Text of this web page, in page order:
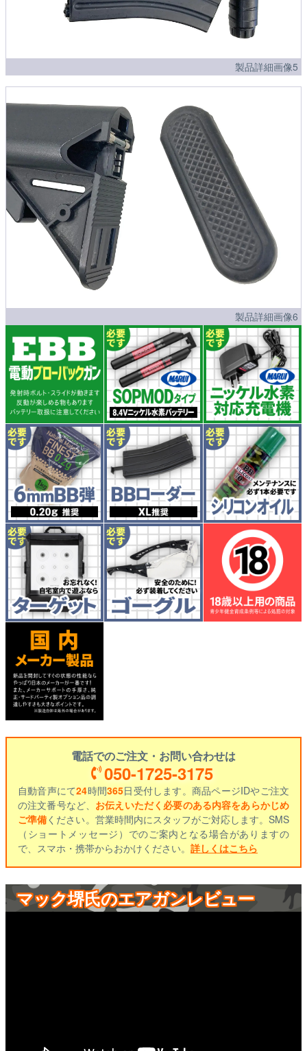
製品詳細画像5
製品詳細画像6
電話でのご注文・お問い合わせは
050-1725-3175
自動音声にて24時間365日受付します。商品ページIDやご注文
の注文番号など、 お伝えいただく必要のある内容をあらかじめ
ご準備ください。営業時間内にスタッフがご対応します。SMS
（ショートメッセージ）でのご案内となる場合がありますの
で、スマホ・携帯からおかけください。 詳しくはこちら
マック堺氏のエアガンレビュー